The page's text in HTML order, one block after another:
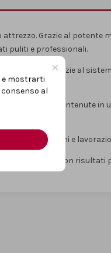
Grazie al potente
puliti e professionali.
millimetrica grazie al
, contenute in
incisioni e
e rifiniture con risultati
×
e mostrarti
al